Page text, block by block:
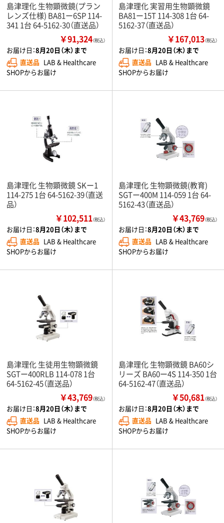
島津理化 生物顕微鏡(プラン
レンズ仕様) BA81ー6SP 114-
341 1台 64-5162-30（直送品）
￥91,324（税込）
お届け日：8月20日（木）まで
直送品 LAB & Healthcare
SHOPからお届け
島津理化 実習用生物顕微鏡
BA81ー15T 114-308 1台 64-
5162-37（直送品）
￥167,013（税込）
お届け日：8月20日（木）まで
直送品 LAB & Healthcare
SHOPからお届け
島津理化 生物顕微鏡 SKー1
114-275 1台 64-5162-39（直送
品）
￥102,511（税込）
お届け日：8月20日（木）まで
直送品 LAB & Healthcare
SHOPからお届け
島津理化 生物顕微鏡(教育)
SGTー400M 114-059 1台 64-
5162-43（直送品）
￥43,769（税込）
お届け日：8月20日（木）まで
直送品 LAB & Healthcare
SHOPからお届け
島津理化 生徒用生物顕微鏡
SGTー400RLB 114-078 1台
64-5162-45（直送品）
￥43,769（税込）
お届け日：8月20日（木）まで
直送品 LAB & Healthcare
SHOPからお届け
島津理化 生物顕微鏡 BA60シ
リーズ BA60ー4S 114-350 1台
64-5162-47（直送品）
￥50,681（税込）
お届け日：8月20日（木）まで
直送品 LAB & Healthcare
SHOPからお届け